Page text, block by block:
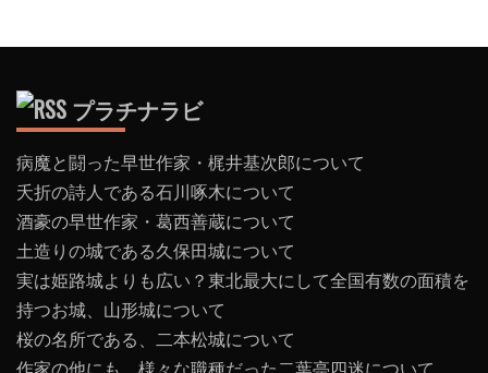
プラチナラビ
病魔と闘った早世作家・梶井基次郎について
夭折の詩人である石川啄木について
酒豪の早世作家・葛西善蔵について
土造りの城である久保田城について
実は姫路城よりも広い？東北最大にして全国有数の面積を
持つお城、山形城について
桜の名所である、二本松城について